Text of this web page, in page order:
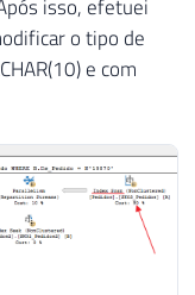
isso, efetuei
o tipo de
e com